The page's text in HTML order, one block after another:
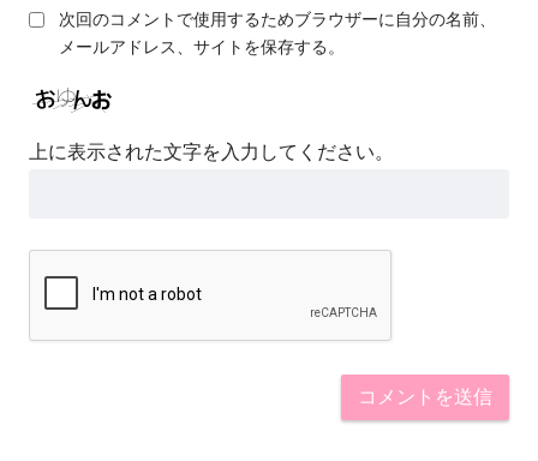
次回のコメントで使用するためブラウザーに自分の名前、
メールアドレス、サイトを保存する。
上に表示された文字を入力してください。